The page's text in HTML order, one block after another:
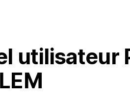
utilisateur